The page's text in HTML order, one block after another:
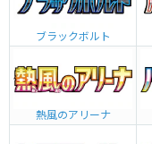
ブラックボルト
熱風のアリーナ